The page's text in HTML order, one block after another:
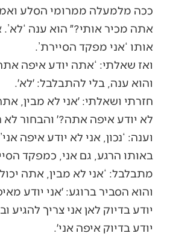
ככה מלמעלה ממרומי הסלע
אתה מכיר אותי?״ הוא ענה ‘לא’.
אותו ‘אני מפקד הסיירת’.
ואז שאלתי: ‘אתה יודע איפה
והוא ענה, בלי להתבלבל: ׳לא׳.
חזרתי ושאלתי: ׳אני לא מבין,
לא יודע איפה אתה?׳ והבחור
וענה: ‘נכון, אני לא יודע איפה
באותו הרגע, גם אני, כמפקד
מתבלבל: ‘אני לא מבין, אתה
והוא הסביר ברוגע: ׳אני יודע
יודע בדיוק לאן אני צריך להגיע
יודע בדיוק איפה אני׳.